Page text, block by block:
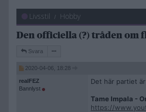
Livsstil Hobby
Den officiella (?) tråden
Svara
2020-04-06, 18:28
realFEZ
Bannlyst
Det här partiet
Tame Impala -
https://